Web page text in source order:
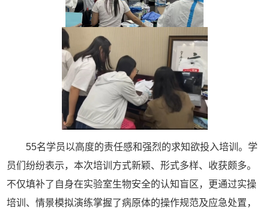
55名学员以高度的责任感和强烈的求知欲投入培训。学
员们纷纷表示，本次培训方式新颖、形式多样、收获颇多。
不仅填补了自身在实验室生物安全的认知盲区，更通过实操
培训、情景模拟演练掌握了病原体的操作规范及应急处置，